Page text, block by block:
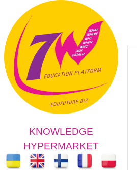
KNOWLEDGE
HYPERMARKET